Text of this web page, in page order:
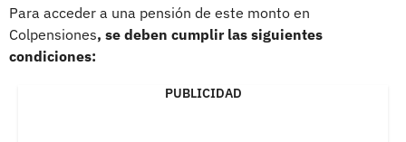
Para acceder a una pensión de este monto en
Colpensiones, se deben cumplir las siguientes
condiciones:
PUBLICIDAD